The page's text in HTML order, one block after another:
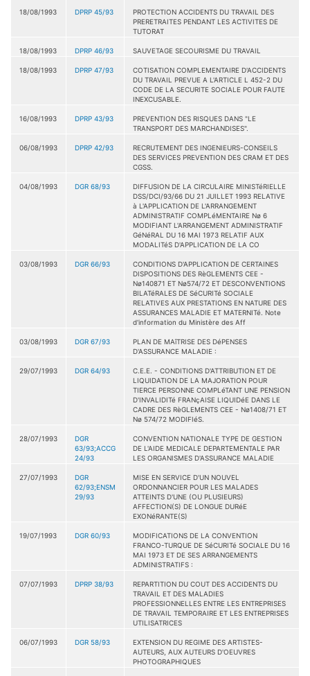
18/08/1993 DPRP 45/93
PROTECTION ACCIDENTS DU TRAVAIL DES
PRERETRAITES PENDANT LES ACTIVITES DE
TUTORAT
18/08/1993 DPRP 46/93 SAUVETAGE SECOURISME DU TRAVAIL
18/08/1993 DPRP 47/93
COTISATION COMPLEMENTAIRE D'ACCIDENTS
DU TRAVAIL PREVUE A L'ARTICLE L 452-2 DU
CODE DE LA SECURITE SOCIALE POUR FAUTE
INEXCUSABLE.
16/08/1993 DPRP 43/93
PREVENTION DES RISQUES DANS "LE
TRANSPORT DES MARCHANDISES".
06/08/1993 DPRP 42/93
RECRUTEMENT DES INGENIEURS-CONSEILS
DES SERVICES PREVENTION DES CRAM ET DES
CGSS.
04/08/1993 DGR 68/93
DIFFUSION DE LA CIRCULAIRE MINISTéRIELLE
DSS/DCI/93/66 DU 21 JUILLET 1993 RELATIVE
à L'APPLICATION DE L'ARRANGEMENT
ADMINISTRATIF COMPLéMENTAIRE Nø 6
MODIFIANT L'ARRANGEMENT ADMINISTRATIF
GéNéRAL DU 16 MAI 1973 RELATIF AUX
MODALITéS D'APPLICATION DE LA CO
03/08/1993 DGR 66/93
CONDITIONS D'APPLICATION DE CERTAINES
DISPOSITIONS DES RèGLEMENTS CEE -
Nø140871 ET Nø574/72 ET DESCONVENTIONS
BILATéRALES DE SéCURITé SOCIALE
RELATIVES AUX PRESTATIONS EN NATURE DES
ASSURANCES MALADIE ET MATERNITé. Note
d'information du Ministère des Aff
03/08/1993 DGR 67/93
PLAN DE MAîTRISE DES DéPENSES
D'ASSURANCE MALADIE :
29/07/1993 DGR 64/93
C.E.E. - CONDITIONS D'ATTRIBUTION ET DE
LIQUIDATION DE LA MAJORATION POUR
TIERCE PERSONNE COMPLéTANT UNE PENSION
D'INVALIDITé FRANçAISE LIQUIDéE DANS LE
CADRE DES RèGLEMENTS CEE - Nø1408/71 ET
Nø 574/72 MODIFIéS.
28/07/1993
DGR
63/93;ACCG
24/93
CONVENTION NATIONALE TYPE DE GESTION
DE L'AIDE MEDICALE DEPARTEMENTALE PAR
LES ORGANISMES D'ASSURANCE MALADIE
27/07/1993
DGR
62/93;ENSM
29/93
MISE EN SERVICE D'UN NOUVEL
ORDONNANCIER POUR LES MALADES
ATTEINTS D'UNE (OU PLUSIEURS)
AFFECTION(S) DE LONGUE DURéE
EXONéRANTE(S)
19/07/1993 DGR 60/93
MODIFICATIONS DE LA CONVENTION
FRANCO-TURQUE DE SéCURITé SOCIALE DU 16
MAI 1973 ET DE SES ARRANGEMENTS
ADMINISTRATIFS :
07/07/1993 DPRP 38/93
REPARTITION DU COUT DES ACCIDENTS DU
TRAVAIL ET DES MALADIES
PROFESSIONNELLES ENTRE LES ENTREPRISES
DE TRAVAIL TEMPORAIRE ET LES ENTREPRISES
UTILISATRICES
06/07/1993 DGR 58/93
EXTENSION DU REGIME DES ARTISTES-
AUTEURS, AUX AUTEURS D'OEUVRES
PHOTOGRAPHIQUES